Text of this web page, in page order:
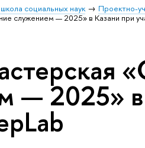
социальных наук
Проектно-
служением — 2025» в Казани при
— 2025»